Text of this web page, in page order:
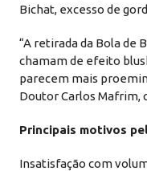
Bichat, excesso de
“A retirada da Bola de
chamam de efeito
parecem mais
Doutor Carlos Mafrim,
Principais motivos
Insatisfação com